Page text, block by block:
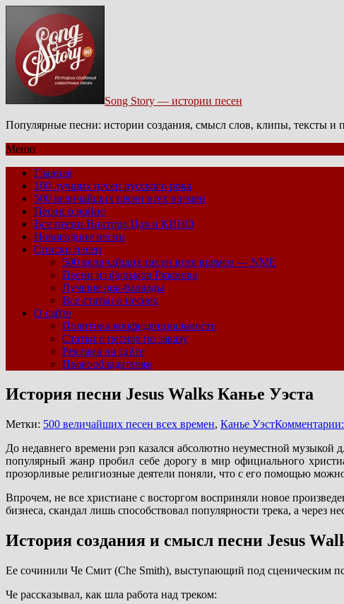
Song Story — истории песен
Популярные песни: истории создания, смысл слов, клипы, тексты и
Меню
Главная
100 лучших песен русского рока
500 величайших песен всех времен
Песни о войне
Все песни Виктора Цоя и КИНО
Новогодние песни
Списки песен
500 величайших песен всех времен — NME
Песни из фильмов Рязанова
Лучшие рок-баллады
Все статьи о песнях
О сайте
Политика конфиденциальности
Статьи о песнях по заказу
Реклама на сайте
Правообладателям
История песни Jesus Walks Канье Уэста
Метки: 500 величайших песен всех времен, Канье Уэст
До недавнего времени рэп казался абсолютно неуместной
популярный жанр пробил себе дорогу в мир официального
прозорливые религиозные деятели поняли, что с его помощью
Впрочем, не все христиане с восторгом восприняли новое
бизнеса, скандал лишь способствовал популярности трека, а через
История создания и смысл песни Jesus
Ее сочинили Че Смит (Che Smith), выступающий под сценическим
Че рассказывал, как шла работа над треком: